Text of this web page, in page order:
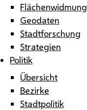
Flächenwidmung
Geodaten
Stadtforschung
Strategien
Politik
Übersicht
Bezirke
Stadtpolitik